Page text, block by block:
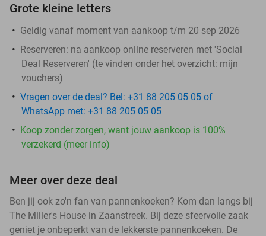
Grote kleine letters
Geldig vanaf moment van aankoop t/m 20 sep 2026
Reserveren: na aankoop online reserveren met 'Social
Deal Reserveren' (te vinden onder het overzicht: mijn
vouchers)
Vragen over de deal? Bel: +31 88 205 05 05 of
WhatsApp met: +31 88 205 05 05
Koop zonder zorgen, want jouw aankoop is 100%
verzekerd (meer info)
Meer over deze deal
Ben jij ook zo'n fan van pannenkoeken? Kom dan langs bij
The Miller's House in Zaanstreek. Bij deze sfeervolle zaak
geniet je onbeperkt van de lekkerste pannenkoeken. De